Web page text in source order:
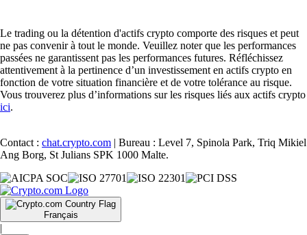
Le trading ou la détention d'actifs crypto comporte des risques et peut
ne pas convenir à tout le monde. Veuillez noter que les performances
passées ne garantissent pas les performances futures. Réfléchissez
attentivement à la pertinence d’un investissement en actifs crypto en
fonction de votre situation financière et de votre tolérance au risque.
Vous trouverez plus d’informations sur les risques liés aux actifs crypto
ici.
Contact : chat.crypto.com | Bureau : Level 7, Spinola Park, Triq Mikiel
Ang Borg, St Julians SPK 1000 Malte.
Français
|